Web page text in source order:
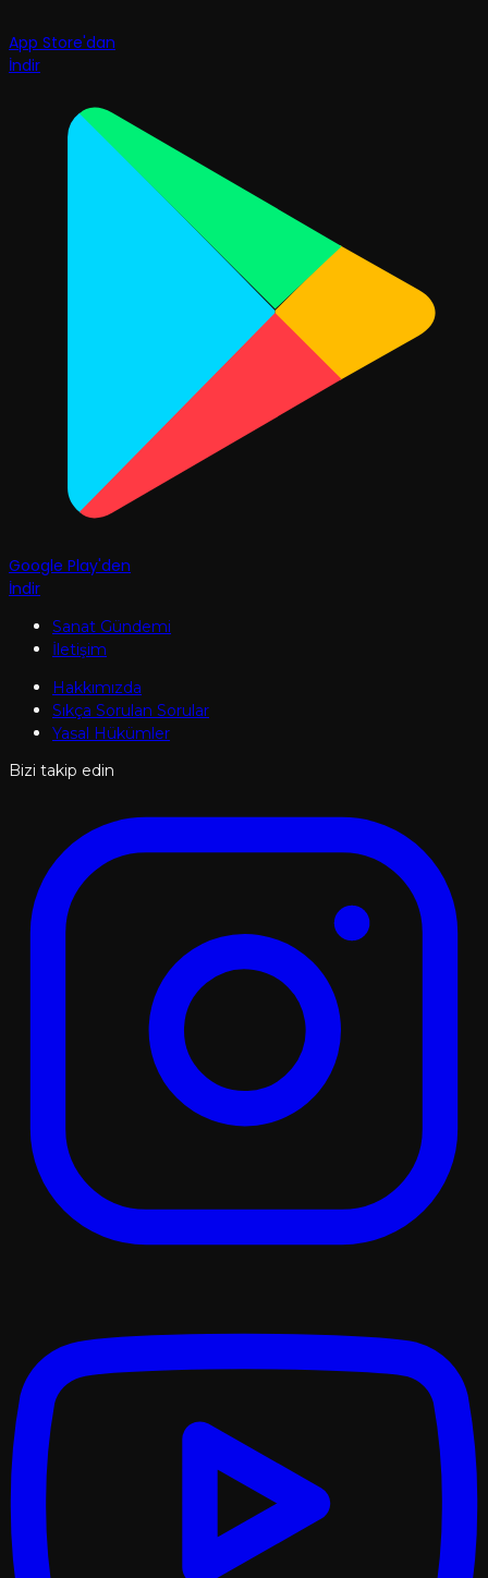
App Store'dan
İndir
Google Play'den
İndir
Sanat Gündemi
İletişim
Hakkımızda
Sıkça Sorulan Sorular
Yasal Hükümler
Bizi takip edin